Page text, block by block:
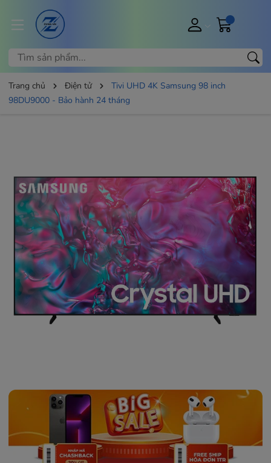
Trang chủ Điện tử
Tivi UHD 4K Samsung 98 inch
98DU9000 - Bảo hành 24 tháng